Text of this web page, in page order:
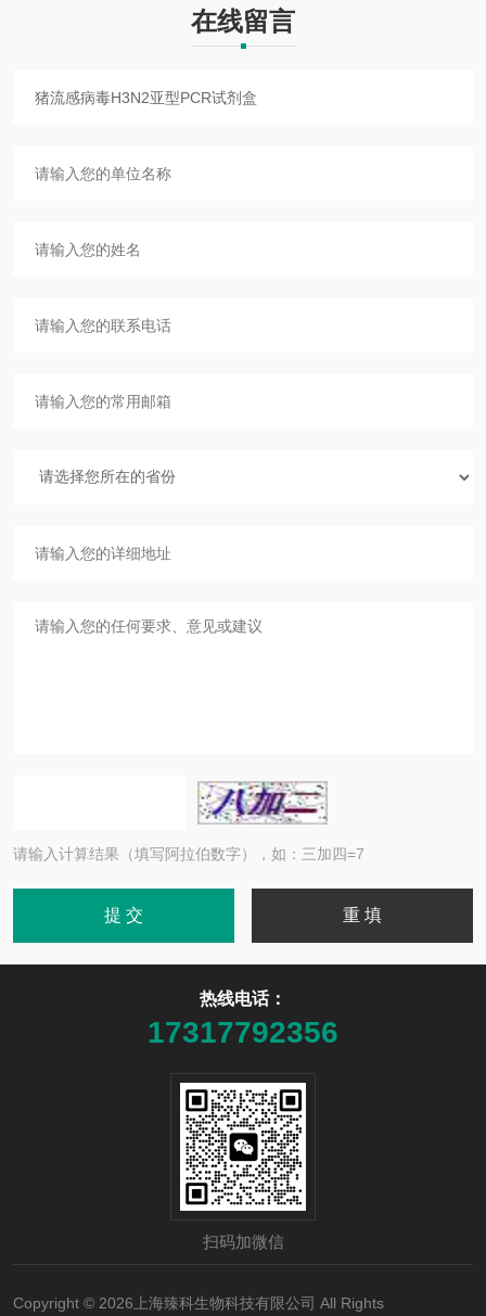
在线留言
请输入计算结果（填写阿拉伯数字），如：三加四=7
热线电话：
17317792356
扫码加微信
Copyright © 2026上海臻科生物科技有限公司 All Rights